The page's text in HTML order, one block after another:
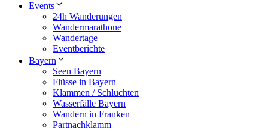
Events
24h Wanderungen
Wandermarathone
Wandertage
Eventberichte
Bayern
Seen Bayern
Flüsse in Bayern
Klammen / Schluchten
Wasserfälle Bayern
Wandern in Franken
Partnachklamm